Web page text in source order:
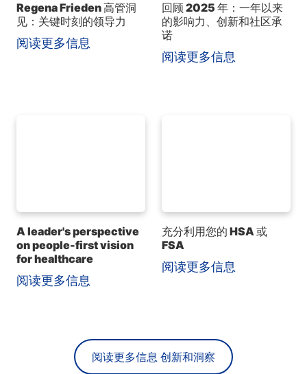
Regena Frieden 高管洞
见：关键时刻的领导力
阅读更多信息
回顾 2025 年：一年以来
的影响力、创新和社区承
诺
阅读更多信息
A leader's perspective
on people-first vision
for healthcare
阅读更多信息
充分利用您的 HSA 或
FSA
阅读更多信息
阅读更多信息 创新和洞察